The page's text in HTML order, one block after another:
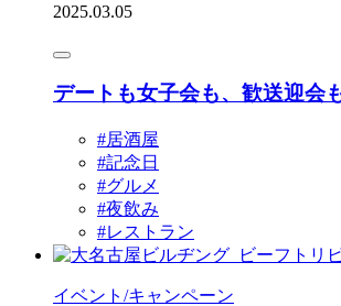
2025.03.05
デートも女子会も、歓送迎会
#居酒屋
#記念⽇
#グルメ
#夜飲み
#レストラン
イベント/キャンペーン